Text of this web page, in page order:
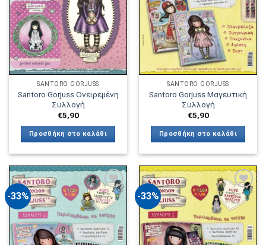
SANTORO GORJUSS
Santoro Gorjuss Ονειρεμένη
Συλλογή
€5,90
Προσθήκη στο καλάθι
SANTORO GORJUSS
Santoro Gorjuss Μαγευτική
Συλλογή
€5,90
Προσθήκη στο καλάθι
-33%
Πρόσθήκη
στην λίστα
επιθυμιών
-33%
Πρόσθήκη
στην λίστα
επιθυμιών